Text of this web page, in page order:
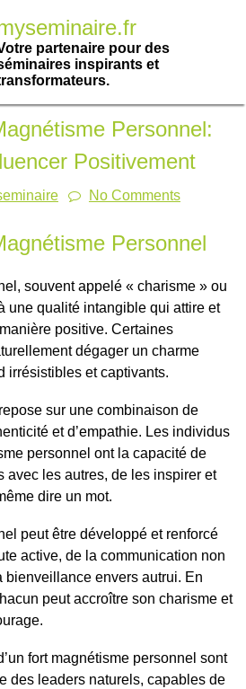
partenaire pour des
inspirants et
Personnel:
Positivement
No Comments
Personnel
souvent appelé « charisme » ou
une qualité intangible qui attire et
positive. Certaines
dégager un charme
irrésistibles et captivants.
sur une combinaison de
et d’empathie. Les individus
personnel ont la capacité de
avec les autres, de les inspirer et
dire un mot.
peut être développé et renforcé
active, de la communication non
bienveillance envers autrui. En
peut accroître son charisme et
fort magnétisme personnel sont
des leaders naturels, capables de